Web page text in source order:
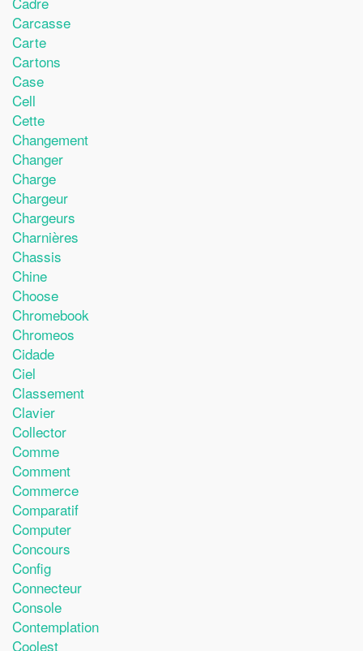
Carcasse
Carte
Cartons
Case
Cell
Cette
Changement
Changer
Charge
Chargeur
Chargeurs
Charnières
Chassis
Chine
Choose
Chromebook
Chromeos
Cidade
Ciel
Classement
Clavier
Collector
Comme
Comment
Commerce
Comparatif
Computer
Concours
Config
Connecteur
Console
Contemplation
Coolest